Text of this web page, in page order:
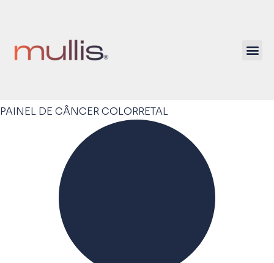
PAINEL DE CÂNCER COLORRETAL